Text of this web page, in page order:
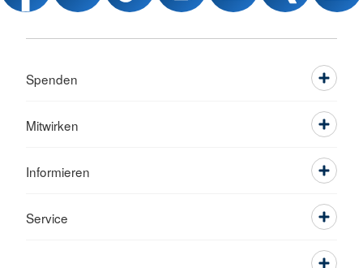
Spenden
Mitwirken
Informieren
Service